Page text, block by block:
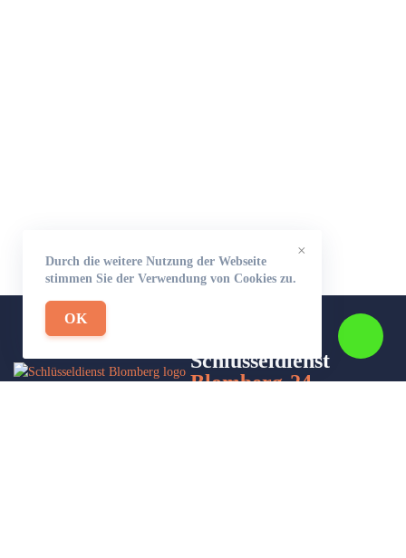
×
Durch die weitere Nutzung der Webseite
stimmen Sie der Verwendung von Cookies zu.
OK
Schlüsseldienst
Blomberg-24